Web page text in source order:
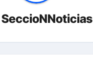
SeccioNNoticias